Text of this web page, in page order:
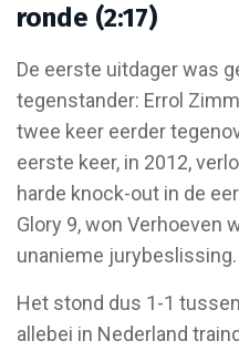
ronde (2:17)
De eerste uitdager was
tegenstander: Errol
twee keer eerder
eerste keer, in 2012,
harde knock-out in de
Glory 9, won Verhoeven
unanieme jurybeslissing.
Het stond dus 1-1
allebei in Nederland